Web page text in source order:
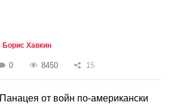
Борис Хавкин
0 8450 15
Панацея от войн по-американски